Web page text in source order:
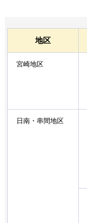
地区
宮崎地区
日南・串間地区